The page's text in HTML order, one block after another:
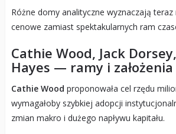
Różne domy analityczne wyznaczają
cenowe zamiast spektakularnych ram
Cathie Wood, Jack
Hayes — ramy i założenia
Cathie Wood proponowała cel rzędu
wymagałoby szybkiej adopcji
zmian makro i dużego napływu kapitału.